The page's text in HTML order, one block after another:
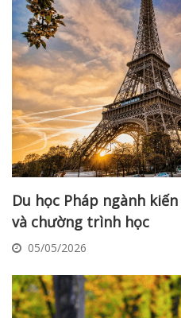
Du học Pháp ngành
và chường trình học
05/05/2026